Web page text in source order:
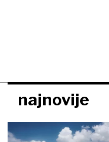
najnovije